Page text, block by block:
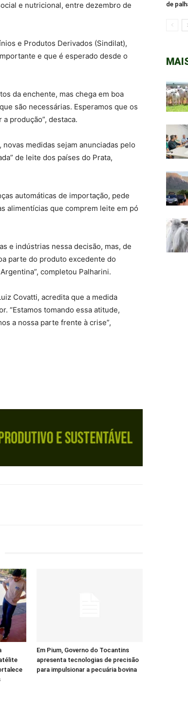
e nutricional, entre dezembro de
e Produtos Derivados (Sindilat),
e que é esperado desde o
da enchente, mas chega em boa
são necessárias. Esperamos que os
produção”, destaca.
medidas sejam anunciadas pelo
de leite dos países do Prata,
automáticas de importação, pede
alimentícias que comprem leite em pó
e indústrias nessa decisão, mas, de
parte do produto excedente do
completou Palharini.
Covatti, acredita que a medida
“Estamos tomando essa atitude,
a nossa parte frente à crise”,
Em Pium, Governo do Tocantins
apresenta tecnologias de precisão
para impulsionar a pecuária bovina
de